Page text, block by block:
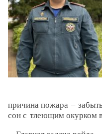
причина пожара –
сон с тлеющим окурком